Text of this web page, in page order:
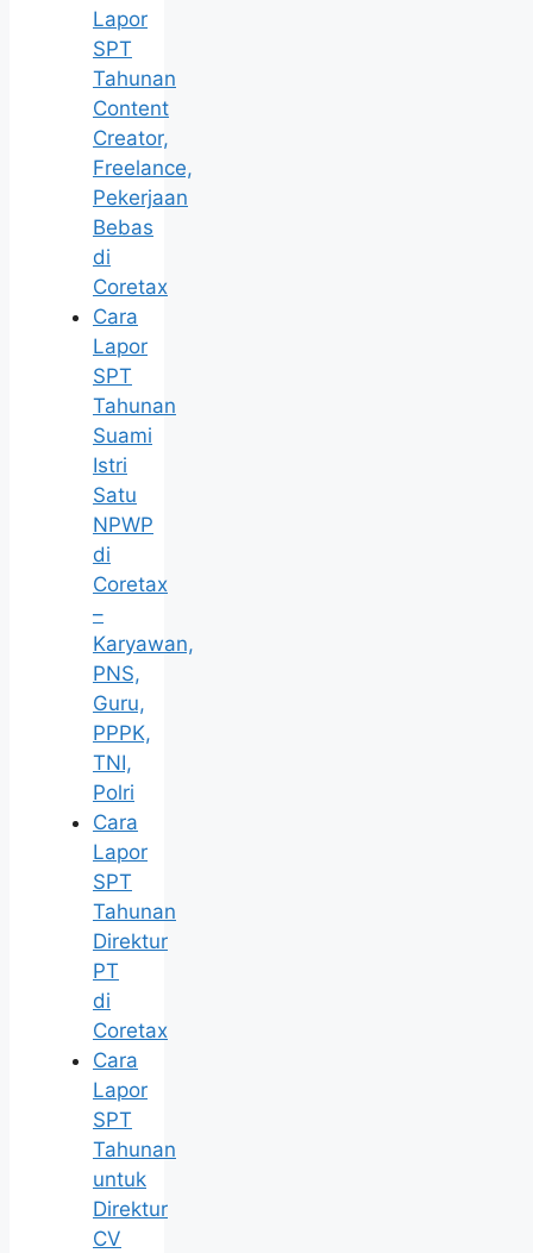
Lapor
SPT
Tahunan
Content
Creator,
Freelance,
Pekerjaan
Bebas
di
Coretax
Cara
Lapor
SPT
Tahunan
Suami
Istri
Satu
NPWP
di
Coretax
–
Karyawan,
PNS,
Guru,
PPPK,
TNI,
Polri
Cara
Lapor
SPT
Tahunan
Direktur
PT
di
Coretax
Cara
Lapor
SPT
Tahunan
untuk
Direktur
CV